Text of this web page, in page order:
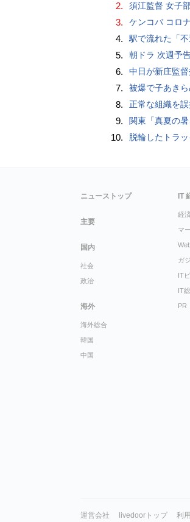
2. 須江監督 女子
3. ケンコバ コロ
4. 駅で流れた「
5. 朝ドラ 次週予
6. 中日が新庄監
7. 被爆で子あき
8. 正常な組織を
9. 関東「真夏の
10. 脱輪したトラ
ニューストップ
主要
国内
社会
政治
海外
海外総合
韓国
中国
IT
経
マ
ガ
IT
IT
PR
運営会社 livedoorトップ 利